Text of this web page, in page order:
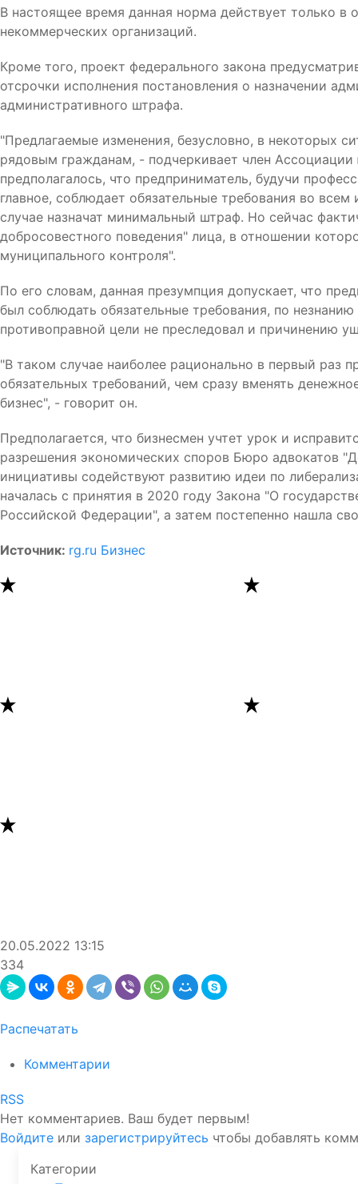
В настоящее время данная норма действует только в
некоммерческих организаций.
Кроме того, проект федерального закона
отсрочки исполнения постановления о назначении
административного штрафа.
"Предлагаемые изменения, безусловно, в некоторых
рядовым гражданам, - подчеркивает член
предполагалось, что предприниматель, будучи
главное, соблюдает обязательные требования во
случае назначат минимальный штраф. Но сейчас
добросовестного поведения" лица, в отношении
муниципального контроля".
По его словам, данная презумпция допускает, что
был соблюдать обязательные требования, по
противоправной цели не преследовал и причинению
"В таком случае наиболее рационально в первый раз
обязательных требований, чем сразу вменять
бизнес", - говорит он.
Предполагается, что бизнесмен учтет урок и
разрешения экономических споров Бюро адвокатов
инициативы содействуют развитию идеи по
началась с принятия в 2020 году Закона "О
Российской Федерации", а затем постепенно нашла
Источник: rg.ru Бизнес
20.05.2022 13:15
334
Распечатать
Комментарии
RSS
Нет комментариев. Ваш будет первым!
Войдите или зарегистрируйтесь чтобы добавлять
Категории